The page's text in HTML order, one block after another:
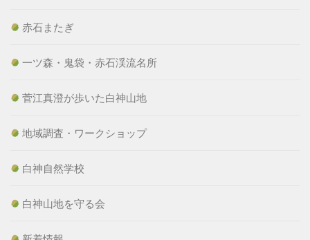
赤石またぎ
一ツ森・鬼袋・赤石渓流名所
菅江真澄が歩いた白神山地
地域調査・ワークショップ
白神自然学校
白神山地を守る会